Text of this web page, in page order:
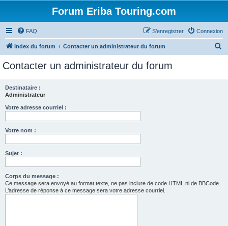
Forum Eriba Touring.com
FAQ Connexion
S’enregistrer
Index du forum Contacter un administrateur du forum
Contacter un administrateur du forum
Destinataire :
Administrateur
Votre adresse courriel :
Votre nom :
Sujet :
Corps du message :
Ce message sera envoyé au format texte, ne pas inclure de code HTML ni de BBCode.
L’adresse de réponse à ce message sera votre adresse courriel.